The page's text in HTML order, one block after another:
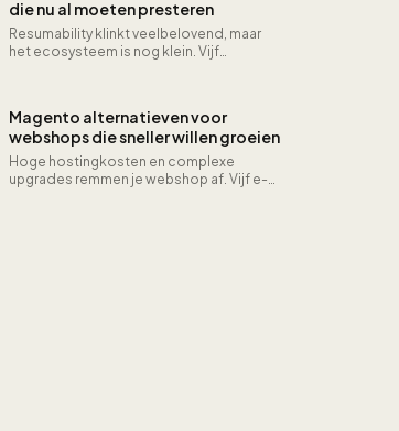
die nu al moeten presteren
Resumability klinkt veelbelovend, maar
het ecosysteem is nog klein. Vijf
Magento alternatieven voor
webshops die sneller willen groeien
Hoge hostingkosten en complexe
upgrades remmen je webshop af. Vijf e-